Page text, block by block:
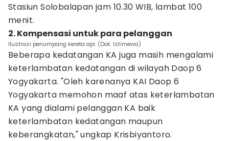
Stasiun Solobalapan jam 10.30 WIB, lambat 100
menit.
2. Kompensasi untuk para pelanggan
Ilustrasi penumpang kereta api. (Dok. Istimewa)
Beberapa kedatangan KA juga masih mengalami
keterlambatan kedatangan di wilayah Daop 6
Yogyakarta. "Oleh karenanya KAI Daop 6
Yogyakarta memohon maaf atas keterlambatan
KA yang dialami pelanggan KA baik
keterlambatan kedatangan maupun
keberangkatan," ungkap Krisbiyantoro.